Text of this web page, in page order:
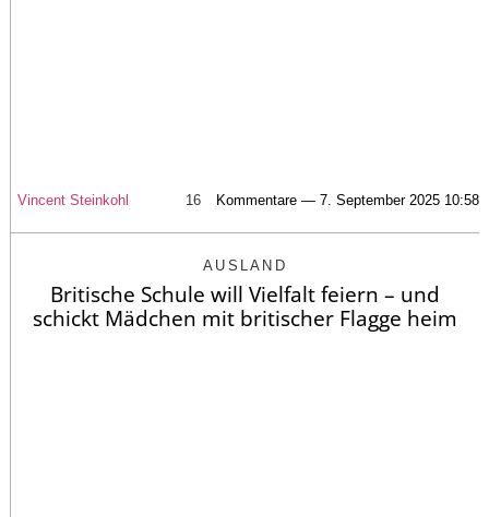
Vincent Steinkohl 16 Kommentare — 7. September 2025 10:58
AUSLAND
Britische Schule will Vielfalt feiern – und
schickt Mädchen mit britischer Flagge heim